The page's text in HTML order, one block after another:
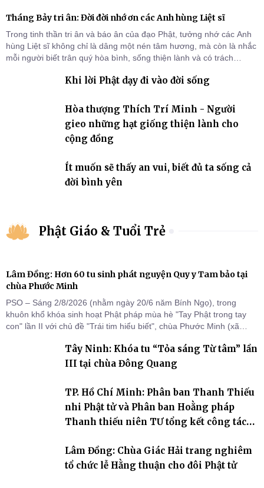
Tháng Bảy tri ân: Đời đời nhớ ơn các Anh hùng Liệt sĩ
Trong tinh thần tri ân và báo ân của đạo Phật, tưởng nhớ các Anh
hùng Liệt sĩ không chỉ là dâng một nén tâm hương, mà còn là nhắc
mỗi người biết trân quý hòa bình, sống thiện lành và có trách
Khi lời Phật dạy đi vào đời sống
Hòa thượng Thích Trí Minh - Người
gieo những hạt giống thiện lành cho
cộng đồng
Ít muốn sẽ thấy an vui, biết đủ ta sống cả
đời bình yên
Phật Giáo & Tuổi Trẻ
Lâm Đồng: Hơn 60 tu sinh phát nguyện Quy y Tam bảo tại
chùa Phước Minh
PSO – Sáng 2/8/2026 (nhằm ngày 20/6 năm Bính Ngọ), trong
khuôn khổ khóa sinh hoạt Phật pháp mùa hè "Tay Phật trong tay
con" lần II với chủ đề "Trái tim hiểu biết", chùa Phước Minh (xã
cho hơn 60 tu sinh.Tây Ninh: Khóa tu “Tỏa sáng Từ tâm” lần
III tại chùa Đông Quang
TP. Hồ Chí Minh: Phân ban Thanh Thiếu
nhi Phật tử và Phân ban Hoằng pháp
Thanh thiếu niên TƯ tổng kết công tác
Lâm Đồng: Chùa Giác Hải trang nghiêm
tổ chức lễ Hằng thuận cho đôi Phật tử